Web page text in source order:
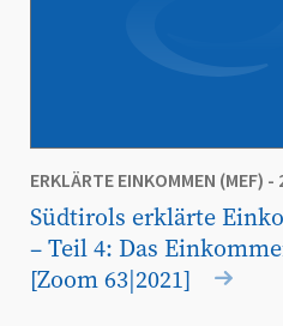
ERKLÄRTE EINKOMMEN (MEF) -
Südtirols erklärte
– Teil 4: Das
[Zoom 63|2021]